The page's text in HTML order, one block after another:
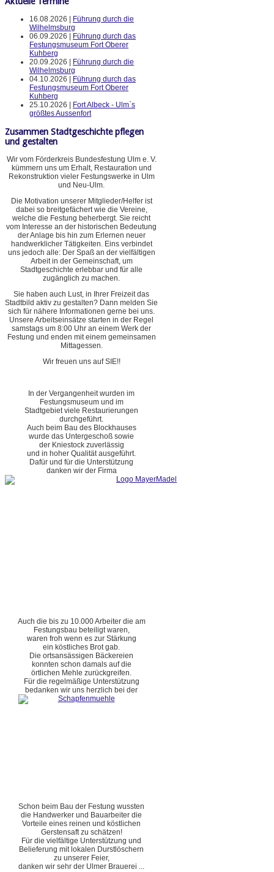
16.08.2026 |
Führung durch die
Wilhelmsburg
06.09.2026 |
Führung durch das
Festungsmuseum Fort Oberer
Kuhberg
20.09.2026 |
Führung durch die
Wilhelmsburg
04.10.2026 |
Führung durch das
Festungsmuseum Fort Oberer
Kuhberg
25.10.2026 |
Fort Albeck - Ulm`s
größtes Aussenfort
Zusammen Stadtgeschichte pflegen
und gestalten
Wir vom Förderkreis Bundesfestung Ulm e. V.
kümmern uns um Erhalt, Restauration und
Rekonstruktion vieler Festungswerke in Ulm
und Neu-Ulm.
Die Motivation unserer Mitglieder/Helfer ist
dabei so breitgefächert wie die Vereine,
welche die Festung beherbergt. Sie reicht
vom Interesse an der historischen Bedeutung
der Anlage bis hin zum Erlernen neuer
handwerklicher Tätigkeiten. Eins verbindet
uns jedoch alle: Der Spaß an der vielfältigen
Arbeit in der Gemeinschaft, um
Stadtgeschichte erlebbar und für alle
zugänglich zu machen.
Sie haben auch Lust, in Ihrer Freizeit das
Stadtbild aktiv zu gestalten? Dann melden Sie
sich für nähere Informationen gerne bei uns.
Unsere Arbeitseinsätze starten in der Regel
samstags um 8:00 Uhr an einem Werk der
Festung und enden mit einem gemeinsamen
Mittagessen.
Wir freuen uns auf SIE!!
In der Vergangenheit wurden im
Festungsmuseum und im
Stadtgebiet viele Restaurierungen
durchgeführt.
Auch beim Bau des Blockhauses
wurde das Untergeschoß sowie
der Kniestock zuverlässig
und in hoher Qualität ausgeführt.
Dafür und für die Unterstützung
danken wir der Firma
Auch die bis zu 10.000 Arbeiter die am
Festungsbau beteiligt waren,
waren froh wenn es zur Stärkung
ein köstliches Brot gab.
Die ortsansässigen Bäckereien
konnten schon damals auf die
örtlichen Mehle zurückgreifen.
Für die regelmäßige Unterstützung
bedanken wir uns herzlich bei der
Schon beim Bau der Festung wussten
die Handwerker und Bauarbeiter die
Vorteile eines reinen und köstlichen
Gerstensaft zu schätzen!
Für die vielfältige Unterstützung und
Belieferung mit lokalen Durstlöschern
zu unserer Feier,
danken wir sehr der Ulmer Brauerei ...